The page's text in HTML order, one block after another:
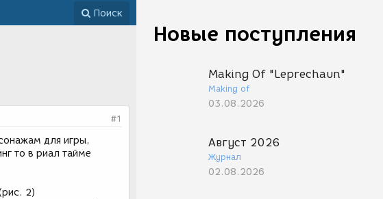
Новые поступления
Making Of "Leprechaun"
Making of
03.08.2026
Август 2026
Журнал
02.08.2026
Поиск
#1
для игры,
то в риал тайме
2)